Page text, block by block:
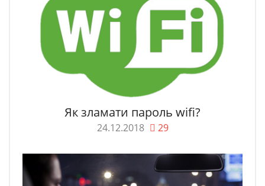
Як зламати пароль wifi?
24.12.2018 29